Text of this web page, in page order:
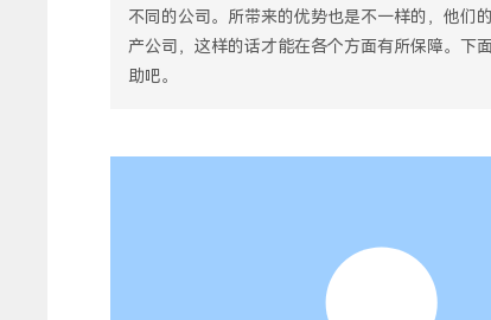
不同的公司。所带来的优势也是不一样的，他们
产公司，这样的话才能在各个方面有所保障。下
助吧。